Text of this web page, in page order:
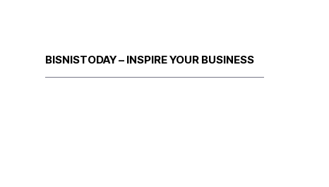
BISNISTODAY – INSPIRE YOUR BUSINESS